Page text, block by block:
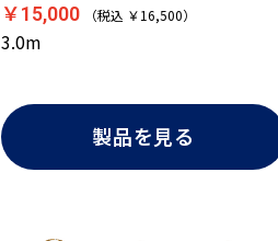
￥15,000 （税込 ￥16,500）
3.0m
製品を見る